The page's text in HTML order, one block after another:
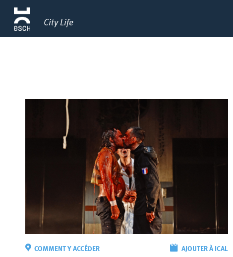
City Life
AJOUTER À ICAL
COMMENT Y ACCÉDER